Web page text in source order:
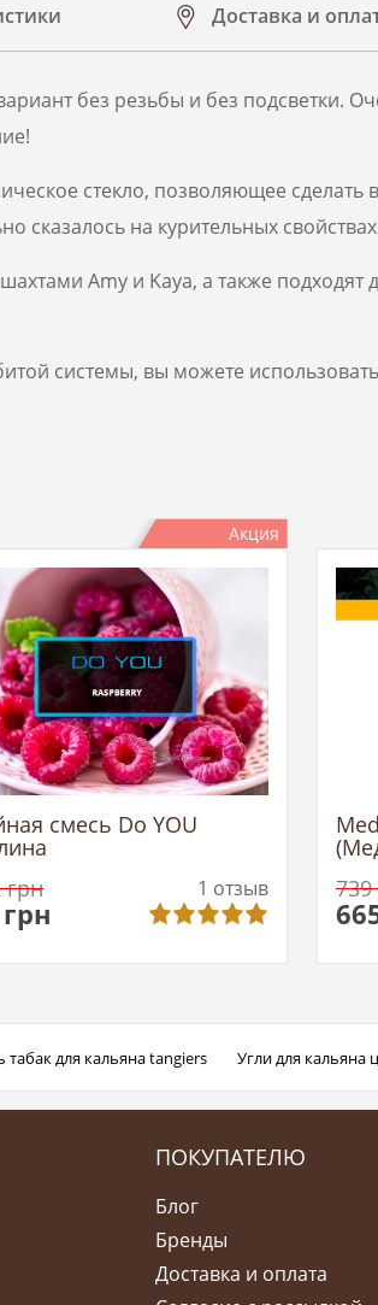
Доставка и
без резьбы и без подсветки.
стекло, позволяющее
на курительных свойствах
Amy и Kaya, а также
системы, вы можете
Акция
смесь Do YOU
грн
грн
1 отзыв
739
табак для кальяна tangiers Угли для кальяна
ПОКУПАТЕЛЮ
Блог
Бренды
Доставка и оплата